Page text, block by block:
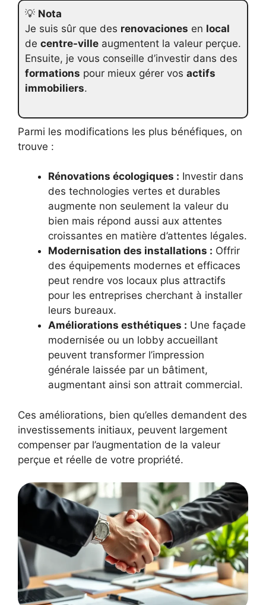
💡 Nota
Je suis sûr que des renovaciones en local
de centre-ville augmentent la valeur perçue.
Ensuite, je vous conseille d’investir dans des
formations pour mieux gérer vos actifs
immobiliers.
Parmi les modifications les plus bénéfiques, on
trouve :
Rénovations écologiques : Investir dans
des technologies vertes et durables
augmente non seulement la valeur du
bien mais répond aussi aux attentes
croissantes en matière d’attentes légales.
Modernisation des installations : Offrir
des équipements modernes et efficaces
peut rendre vos locaux plus attractifs
pour les entreprises cherchant à installer
leurs bureaux.
Améliorations esthétiques : Une façade
modernisée ou un lobby accueillant
peuvent transformer l’impression
générale laissée par un bâtiment,
augmentant ainsi son attrait commercial.
Ces améliorations, bien qu’elles demandent des
investissements initiaux, peuvent largement
compenser par l’augmentation de la valeur
perçue et réelle de votre propriété.